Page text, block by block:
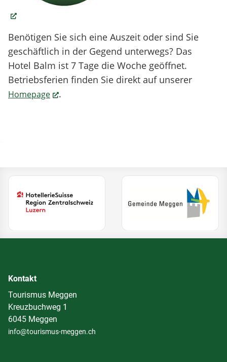
(External Link)
Benötigen Sie sich eine Auszeit oder sind Sie
geschäftlich in der Gegend unterwegs? Das
Hotel Balm ist 7 Tage die Woche geöffnet.
Betriebsferien finden Sie direkt auf unserer
Homepage (External Link)
.
Kontakt
Tourismus Meggen
Kreuzbuchweg 1
6045 Meggen
info@tourismus-meggen.ch